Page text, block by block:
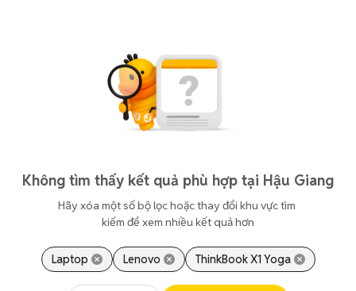
Không tìm thấy kết quả phù hợp tại Hậu Giang
Hãy xóa một số bộ lọc hoặc thay đổi khu vực tìm
kiếm để xem nhiều kết quả hơn
Laptop Lenovo ThinkBook X1 Yoga